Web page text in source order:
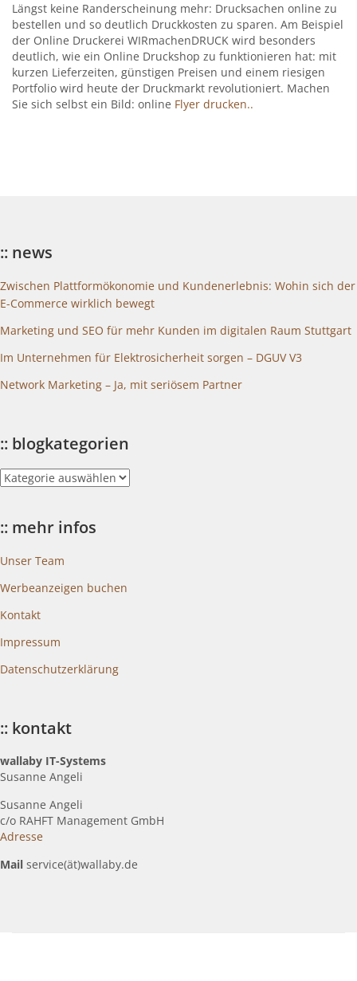
Längst keine Randerscheinung mehr: Drucksachen online zu
bestellen und so deutlich Druckkosten zu sparen. Am Beispiel
der Online Druckerei WIRmachenDRUCK wird besonders
deutlich, wie ein Online Druckshop zu funktionieren hat: mit
kurzen Lieferzeiten, günstigen Preisen und einem riesigen
Portfolio wird heute der Druckmarkt revolutioniert. Machen
Sie sich selbst ein Bild: online Flyer drucken..
:: news
Zwischen Plattformökonomie und Kundenerlebnis: Wohin sich der
E-Commerce wirklich bewegt
Marketing und SEO für mehr Kunden im digitalen Raum Stuttgart
Im Unternehmen für Elektrosicherheit sorgen – DGUV V3
Network Marketing – Ja, mit seriösem Partner
:: blogkategorien
::
blogkategorien
:: mehr infos
Unser Team
Werbeanzeigen buchen
Kontakt
Impressum
Datenschutzerklärung
:: kontakt
wallaby IT-Systems
Susanne Angeli
Susanne Angeli
c/o RAHFT Management GmbH
Adresse
Mail service(ät)wallaby.de